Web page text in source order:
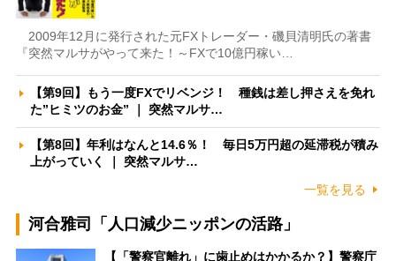
2009年12月に発行された元FXトレーダー・磯貝清明氏の著書
『突然マルサがやって来た！～FXで10億円稼い…
【第9回】もう一度FXでリベンジ！ 種銭は差し押さえを免れ
た”ヒミツのお金” ｜ 突然マルサ…
【第8回】年利はなんと14.6％！ 毎日5万円超の延滞税が積み
上がっていく ｜ 突然マルサ…
一覧を見る
河合雅司「人口減少ニッポンの活路」
【「警察官離れ」に歯止めはかかるか？】警察庁